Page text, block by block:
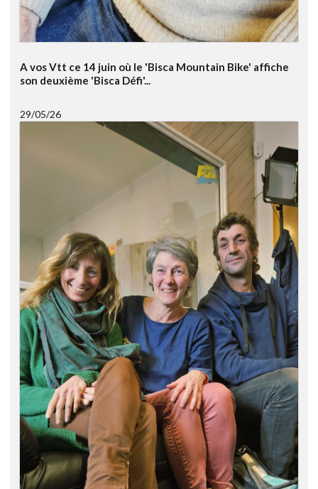
A vos Vtt ce 14 juin où le 'Bisca Mountain Bike' affiche
son deuxième 'Bisca Défi'...
29/05/26